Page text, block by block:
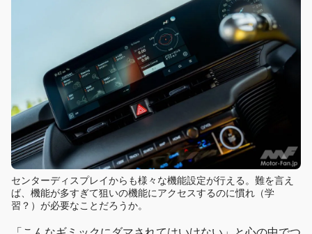
センターディスプレイからも様々な機能設定が行える。難を言え
ば、機能が多すぎて狙いの機能にアクセスするのに慣れ（学
習？）が必要なことだろうか。